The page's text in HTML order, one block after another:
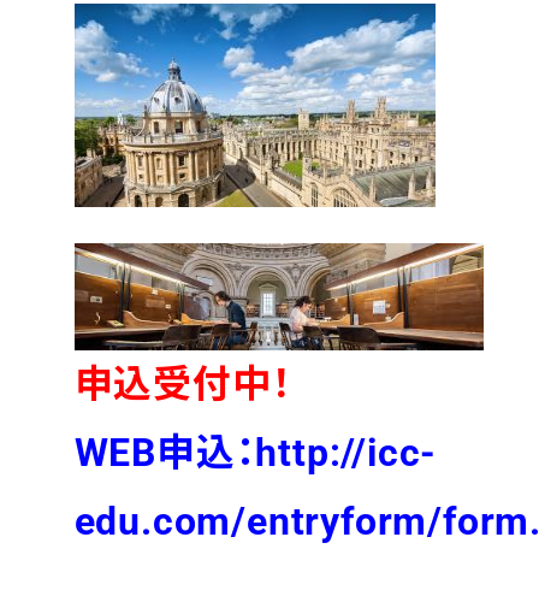
申込受付中！
WEB申込：http://icc-
edu.com/entryform/